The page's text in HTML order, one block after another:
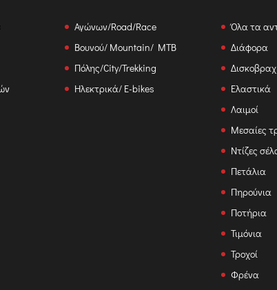
Αγώνων/Road/Race
Βουνού/ Mountain/ MTB
Πόλης/City/Trekking
Ηλεκτρικά/ E-bikes
Όλα τα
Διάφορα
Ελαστικά
Λαιμοί
Μεσαίες
Ντίζες
Πετάλια
Πηρούνια
Ποτήρια
Τιμόνια
Τροχοί
Φρένα